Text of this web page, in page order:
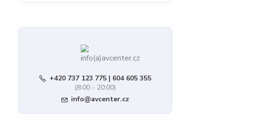
+420 737 123 775 | 604 605 355
(8:00 - 20:00)
info@avcenter.cz